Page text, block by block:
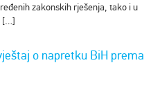
zakonskih rješenja, tako i u
[…]
o napretku BiH prema